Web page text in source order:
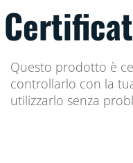
Questo prodotto è
controllarlo con la
utilizzarlo senza